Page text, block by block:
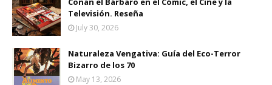
Televisión. Reseña
July 30, 2026
Naturaleza Vengativa: Guía del Eco-Terror
Bizarro de los 70
May 13, 2026